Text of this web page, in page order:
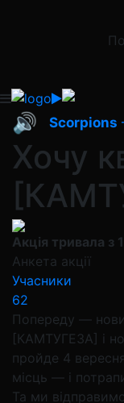
🔊 Scorpions
Хочу
Акція тривала
Анкета акції
Учасники
62
Попереду —
[КАМТУГЕЗА] і
пройде 4
місць — і
Та ми